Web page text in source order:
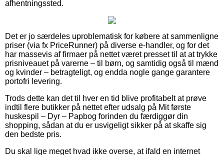
afhentningssted.
Det er jo særdeles uproblematisk for købere at sammenligne
priser (via fx PriceRunner) på diverse e-handler, og for det
har massevis af firmaer på nettet været presset til at at trykke
prisniveauet på varerne – til børn, og samtidig også til mænd
og kvinder – betragteligt, og endda nogle gange garantere
portofri levering.
Trods dette kan det til hver en tid blive profitabelt at prøve
indtil flere butikker på nettet efter udsalg på Mit første
huskespil – Dyr – Papbog forinden du færdiggør din
shopping, sådan at du er usvigeligt sikker på at skaffe sig
den bedste pris.
Du skal lige meget hvad ikke overse, at ifald en internet